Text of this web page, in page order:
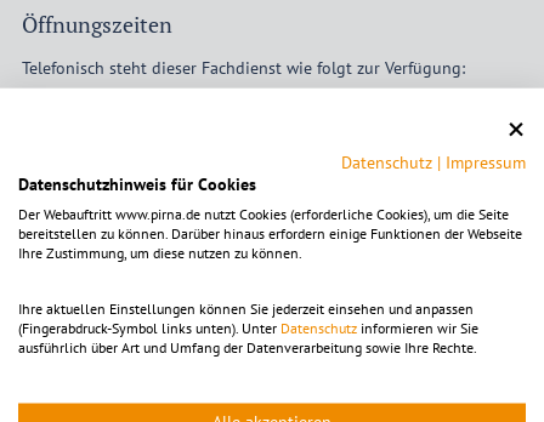
Öffnungszeiten
Telefonisch steht dieser Fachdienst wie folgt zur Verfügung:
Do 08–12 und 13–18 Uhr
Fr nach Vereinbarung
Für persönliche Besuche wird um vorherige Anmeldung gebeten.
Um die Karte ansehen zu können, muss die Dienstleistung
Datenschutz | Impressum
Datenschutzhinweis für Cookies
Der Webauftritt www.pirna.de nutzt Cookies (erforderliche Cookies), um die Seite
bereitstellen zu können. Darüber hinaus erfordern einige Funktionen der Webseite
Ihre Zustimmung, um diese nutzen zu können.
Ihre aktuellen Einstellungen können Sie jederzeit einsehen und anpassen
(Fingerabdruck-Symbol links unten). Unter Datenschutz informieren wir Sie
ausführlich über Art und Umfang der Datenverarbeitung sowie Ihre Rechte.